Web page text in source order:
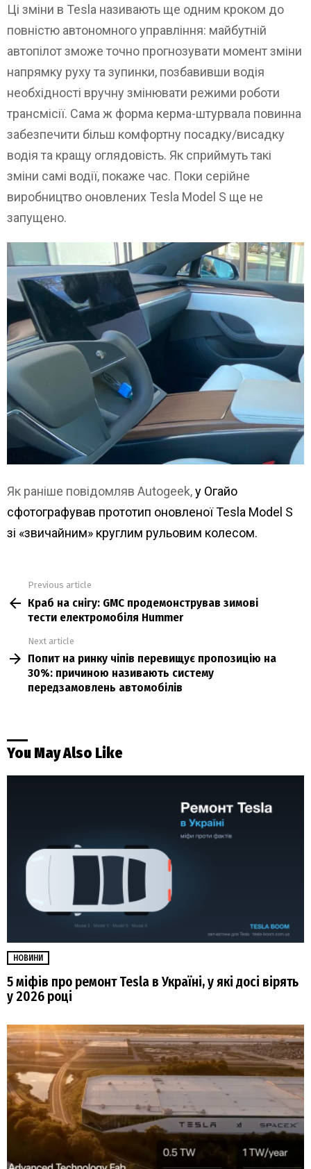
Ці зміни в Tesla називають ще одним кроком до
повністю автономного управління: майбутній
автопілот зможе точно прогнозувати момент зміни
напрямку руху та зупинки, позбавивши водія
необхідності вручну змінювати режими роботи
трансмісії. Сама ж форма керма-штурвала повинна
забезпечити більш комфортну посадку/висадку
водія та кращу оглядовість. Як сприймуть такі
зміни самі водії, покаже час. Поки серійне
виробництво оновлених Tesla Model S ще не
запущено.
Як раніше повідомляв Autogeek,у Огайо
сфотографував прототип оновленої Tesla Model S
зі «звичайним» круглим рульовим колесом.
more
Previous article
Краб на снігу: GMC продемонстрував зимові
тести електромобіля Hummer
Next article
Попит на ринку чіпів перевищує пропозицію на
30%: причиною називають систему
передзамовлень автомобілів
You May Also Like
НОВИНИ
5 міфів про ремонт Tesla в Україні, у які досі вірять
у 2026 році